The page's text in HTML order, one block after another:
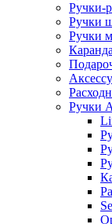
Ручки-
Ручки
Ручки
Ручки